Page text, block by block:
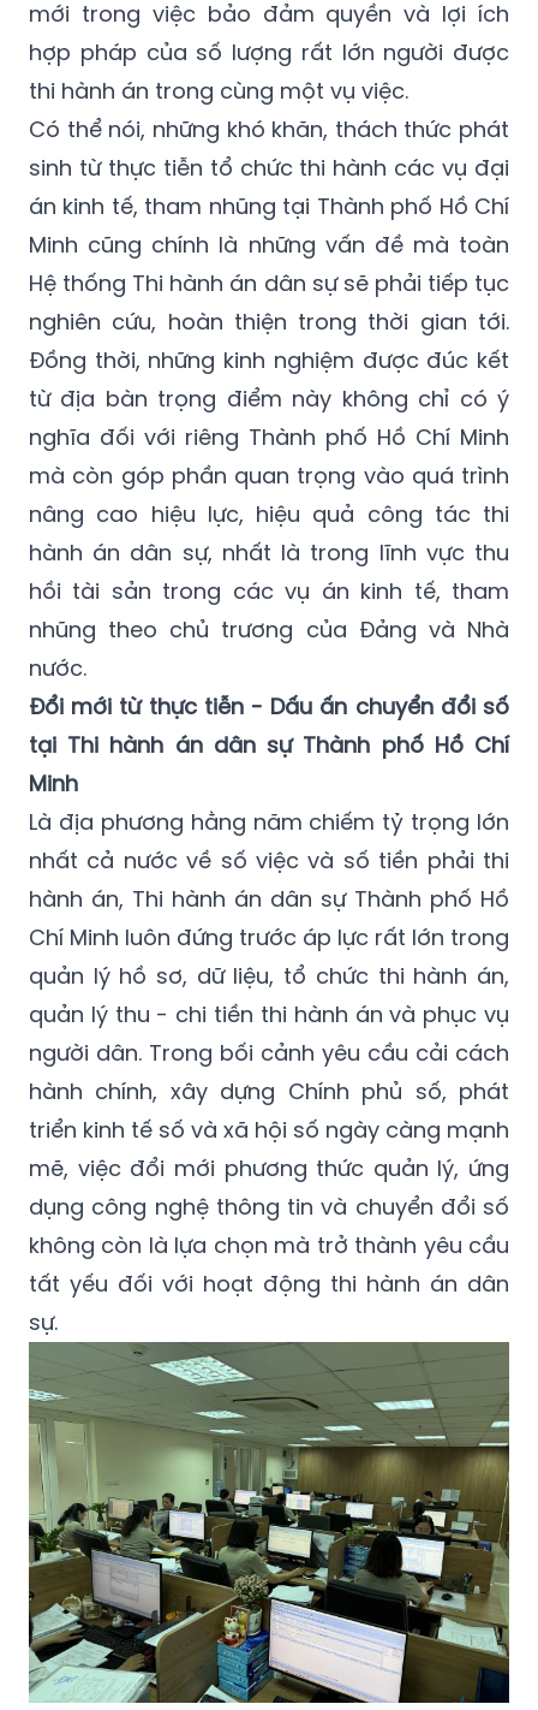
mới trong việc bảo đảm quyền và lợi ích
hợp pháp của số lượng rất lớn người được
thi hành án trong cùng một vụ việc.
Có thể nói, những khó khăn, thách thức phát
sinh từ thực tiễn tổ chức thi hành các vụ đại
án kinh tế, tham nhũng tại Thành phố Hồ Chí
Minh cũng chính là những vấn đề mà toàn
Hệ thống Thi hành án dân sự sẽ phải tiếp tục
nghiên cứu, hoàn thiện trong thời gian tới.
Đồng thời, những kinh nghiệm được đúc kết
từ địa bàn trọng điểm này không chỉ có ý
nghĩa đối với riêng Thành phố Hồ Chí Minh
mà còn góp phần quan trọng vào quá trình
nâng cao hiệu lực, hiệu quả công tác thi
hành án dân sự, nhất là trong lĩnh vực thu
hồi tài sản trong các vụ án kinh tế, tham
nhũng theo chủ trương của Đảng và Nhà
nước.
Đổi mới từ thực tiễn - Dấu ấn chuyển đổi số
tại Thi hành án dân sự Thành phố Hồ Chí
Minh
Là địa phương hằng năm chiếm tỷ trọng lớn
nhất cả nước về số việc và số tiền phải thi
hành án, Thi hành án dân sự Thành phố Hồ
Chí Minh luôn đứng trước áp lực rất lớn trong
quản lý hồ sơ, dữ liệu, tổ chức thi hành án,
quản lý thu - chi tiền thi hành án và phục vụ
người dân. Trong bối cảnh yêu cầu cải cách
hành chính, xây dựng Chính phủ số, phát
triển kinh tế số và xã hội số ngày càng mạnh
mẽ, việc đổi mới phương thức quản lý, ứng
dụng công nghệ thông tin và chuyển đổi số
không còn là lựa chọn mà trở thành yêu cầu
tất yếu đối với hoạt động thi hành án dân
sự.